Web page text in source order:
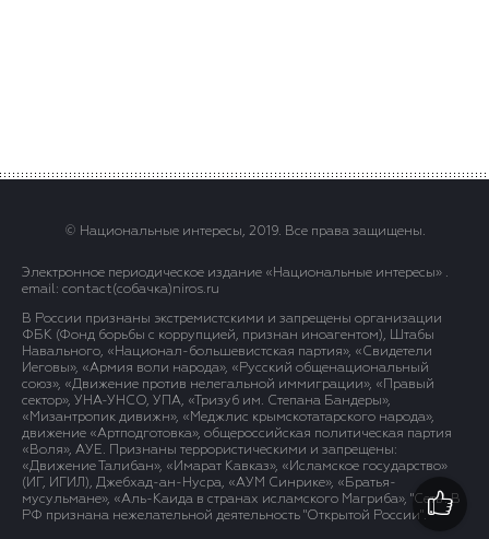
© Национальные интересы, 2019. Все права защищены.
Электронное периодическое издание «Национальные интересы» .
email: contact(сoбaчка)niros.ru
В России признаны экстремистскими и запрещены организации
ФБК (Фонд борьбы с коррупцией, признан иноагентом), Штабы
Навального, «Национал-большевистская партия», «Свидетели
Иеговы», «Армия воли народа», «Русский общенациональный
союз», «Движение против нелегальной иммиграции», «Правый
сектор», УНА-УНСО, УПА, «Тризуб им. Степана Бандеры»,
«Мизантропик дивижн», «Меджлис крымскотатарского народа»,
движение «Артподготовка», общероссийская политическая партия
«Воля», АУЕ. Признаны террористическими и запрещены:
«Движение Талибан», «Имарат Кавказ», «Исламское государство»
(ИГ, ИГИЛ), Джебхад-ан-Нусра, «АУМ Синрике», «Братья-
мусульмане», «Аль-Каида в странах исламского Магриба», "Сеть". В
РФ признана нежелательной деятельность "Открытой России".